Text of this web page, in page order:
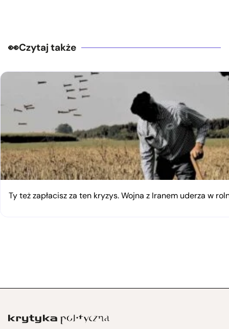
Czytaj także
Ty też zapłacisz za ten kryzys. Wojna z Iranem uderza w